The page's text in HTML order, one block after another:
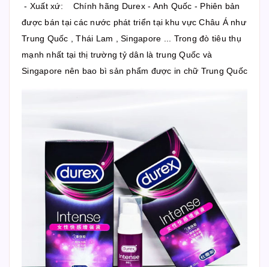
- Xuất xứ: Chính hãng Durex - Anh Quốc - Phiên bản
được bán tại các nước phát triển tại khu vực Châu Á như
Trung Quốc , Thái Lam , Singapore ... Trong đò tiêu thụ
mạnh nhất tại thị trường tỷ dân là trung Quốc và
Singapore nên bao bì sản phẩm được in chữ Trung Quốc